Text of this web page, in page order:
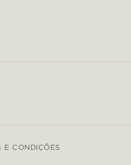
E CONDIÇÕES